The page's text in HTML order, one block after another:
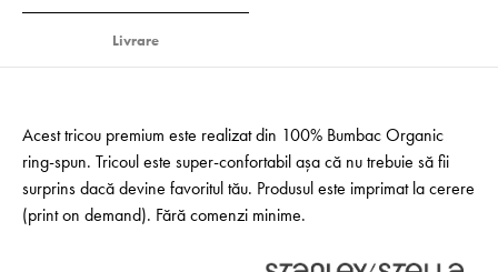
Livrare
Acest tricou premium este realizat din 100% Bumbac Organic
ring-spun. Tricoul este super-confortabil așa că nu trebuie să fii
surprins dacă devine favoritul tău. Produsul este imprimat la cerere
(print on demand). Fără comenzi minime.